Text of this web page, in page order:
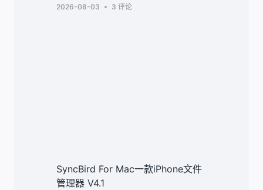
2026-08-03 3 评论
SyncBird For Mac一款iPhone文件
管理器 V4.1